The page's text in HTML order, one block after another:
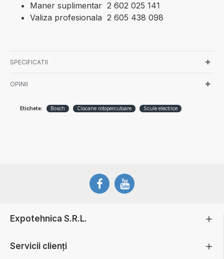
Maner suplimentar 2 602 025 141
Valiza profesionala 2 605 438 098
SPECIFICATII
OPINII
Etichete: Bosch Ciocane rotopercutoare Scule electrice
Expotehnica S.R.L.
Servicii clienți